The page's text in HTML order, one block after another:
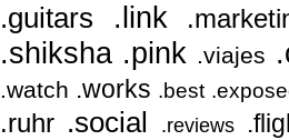
.guitars .link
.shiksha .pink .viajes
.watch .works .best
.ruhr .social .reviews